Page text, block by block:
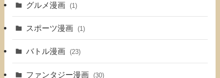
グルメ漫画 (1)
スポーツ漫画 (1)
バトル漫画 (23)
ファンタジー漫画 (30)